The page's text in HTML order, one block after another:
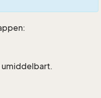
umiddelbart.